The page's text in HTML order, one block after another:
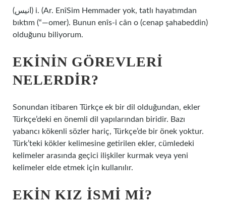
(ﺍﻧﻴﺲ) i. (Ar. EnîSim Hemmader yok, tatlı hayatımdan
bıktım (“—omer). Bunun enîs-i cân o (cenap şahabeddin)
olduğunu biliyorum.
EKININ GÖREVLERI
NELERDIR?
Sonundan itibaren Türkçe ek bir dil olduğundan, ekler
Türkçe’deki en önemli dil yapılarından biridir. Bazı
yabancı kökenli sözler hariç, Türkçe’de bir önek yoktur.
Türk’teki kökler kelimesine getirilen ekler, cümledeki
kelimeler arasında geçici ilişkiler kurmak veya yeni
kelimeler elde etmek için kullanılır.
EKIN KIZ ISMI MI?